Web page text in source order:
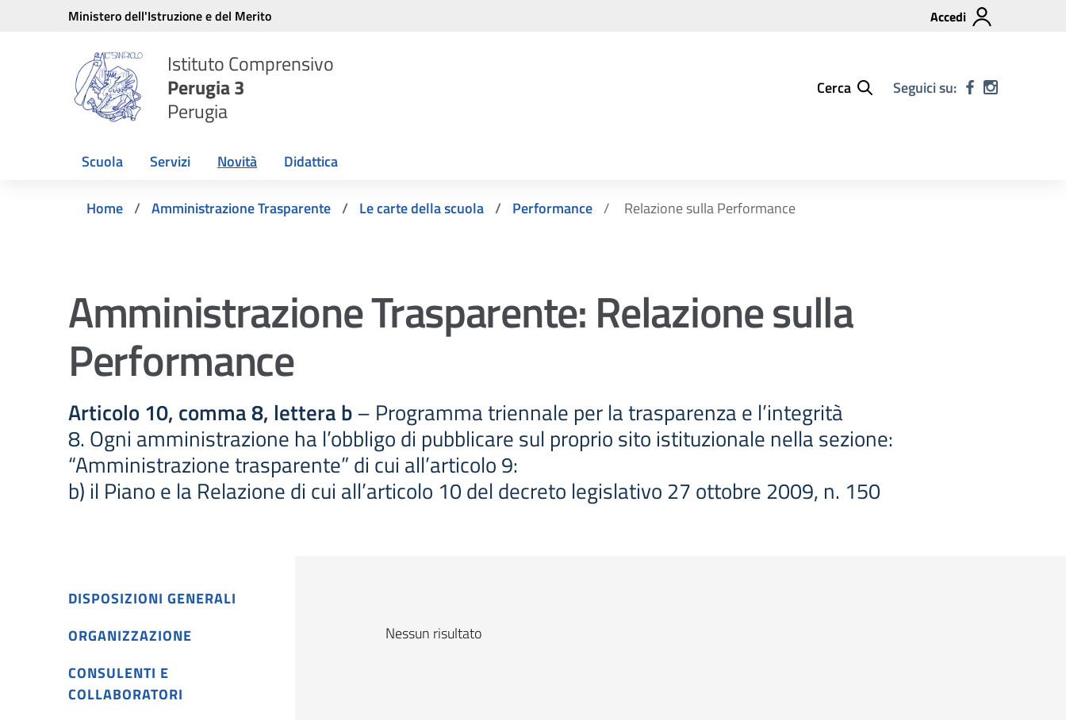
Vai ai contenuti
Vai al menu di navigazione
Ministero dell'Istruzione e del Merito Accedi
Istituto Comprensivo
Perugia 3
Perugia
Cerca Seguici su:
Scuola Servizi Novità Didattica
Home Amministrazione Trasparente Le carte della scuola Performance Relazione sulla Performance
Amministrazione Trasparente:Relazione sulla
Performance
Articolo 10, comma 8, lettera b– Programma triennale per la trasparenza e l’integrità
8. Ogni amministrazione ha l’obbligo di pubblicare sul proprio sito istituzionale nella sezione:
“Amministrazione trasparente” di cui all’articolo 9:
b) il Piano e la Relazione di cui all’articolo 10 del decreto legislativo 27 ottobre 2009, n. 150
DISPOSIZIONI GENERALI
ORGANIZZAZIONE
CONSULENTI E
COLLABORATORI
Nessun risultato